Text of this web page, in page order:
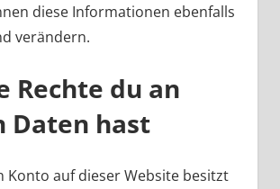
diese Informationen ebenfalls
verändern.
Rechte du an
Daten hast
Konto auf dieser Website besitzt